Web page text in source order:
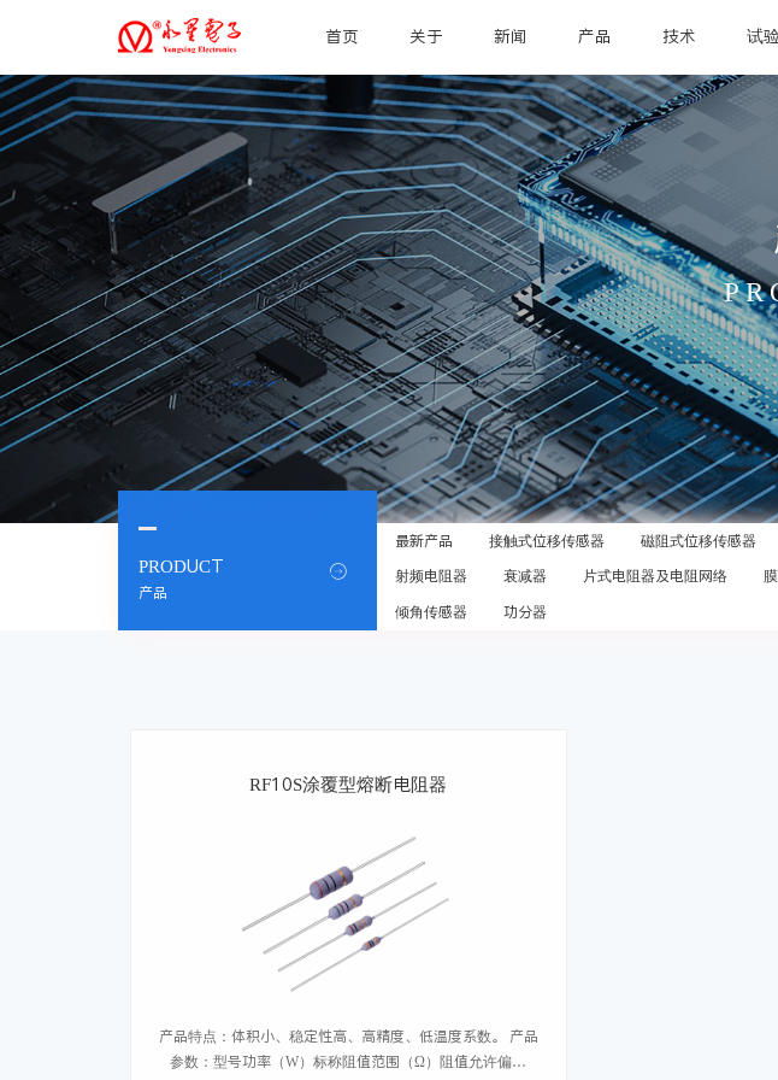
首页 关于 新闻 产品 技术 试
PRODUCT
产品

最新产品 接触式位移传感器 磁阻式位移传感器
射频电阻器
衰减器 片式电阻器及电阻网络
倾角传感器
功分器
RF10S涂覆型熔断电阻器
产品特点：体积小、稳定性高、高精度、低温度系数。 产品
参数：型号功率（W）标称阻值范围（Ω）阻值允许偏差